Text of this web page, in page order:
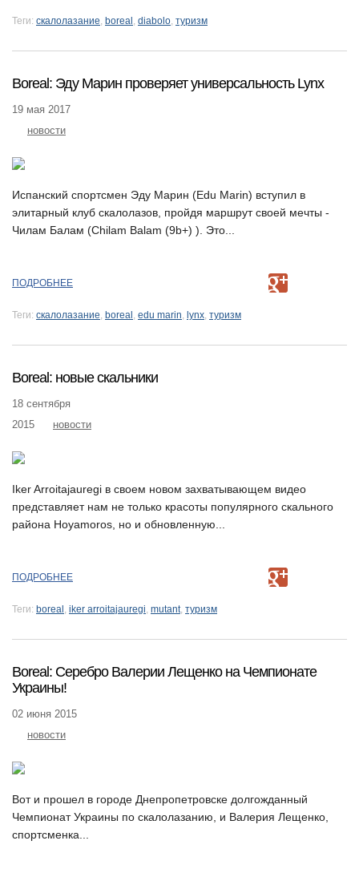
Теги: скалолазание, boreal , diabolo, туризм
Boreal: Эду Марин проверяет универсальность Lynx
19 мая 2017
новости
Испанский спортсмен Эду Марин (Edu Marin) вступил в
элитарный клуб скалолазов, пройдя маршрут своей мечты -
Чилам Балам (Chilam Balam (9b+) ). Это...
ПОДРОБНЕЕ
Теги: скалолазание, boreal , edu marin, lynx, туризм
Boreal: новые скальники
18 сентября
2015
новости
Iker Arroitajauregi в своем новом захватывающем видео
представляет нам не только красоты популярного скального
района Hoyamoros, но и обновленную...
ПОДРОБНЕЕ
Теги: boreal , iker arroitajauregi, mutant, туризм
Boreal: Серебро Валерии Лещенко на Чемпионате
Украины!
02 июня 2015
новости
Вот и прошел в городе Днепропетровске долгожданный
Чемпионат Украины по скалолазанию, и Валерия Лещенко,
спортсменка...